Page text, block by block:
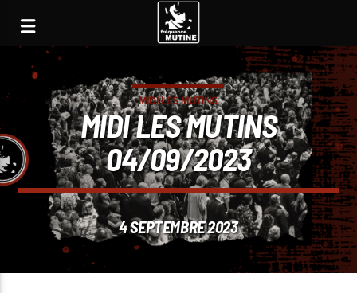
MIDI LES MUTINS
MIDI LES MUTINS
04/09/2023
4 SEPTEMBRE 2023